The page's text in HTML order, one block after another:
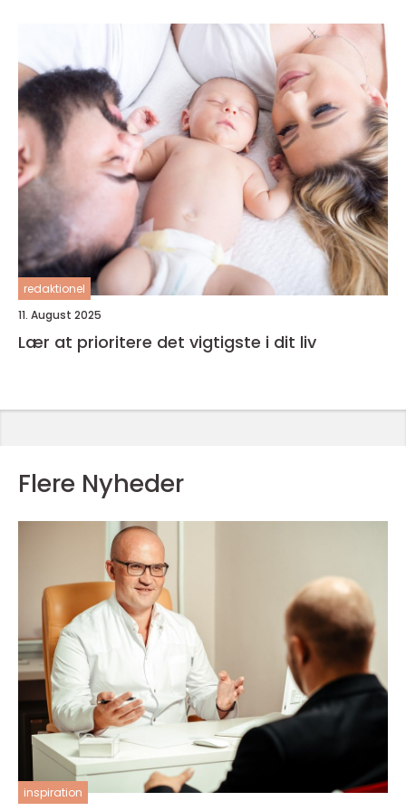
redaktionel
11. August 2025
Lær at prioritere det vigtigste i dit liv
Flere Nyheder
inspiration